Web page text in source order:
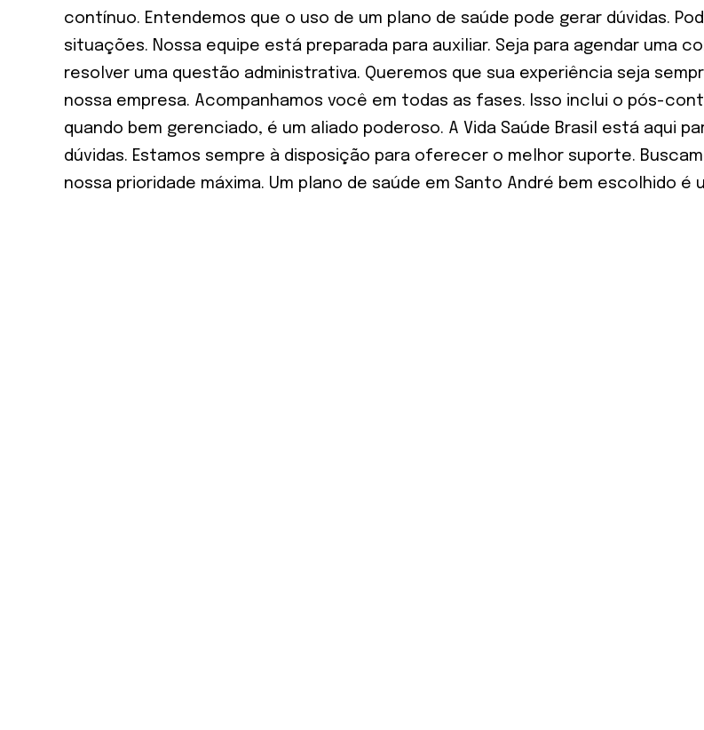
contínuo. Entendemos que o uso de um plano de saúde pode gerar dúvidas.
situações. Nossa equipe está preparada para auxiliar. Seja para agendar uma
resolver uma questão administrativa. Queremos que sua experiência seja
nossa empresa. Acompanhamos você em todas as fases. Isso inclui o pós-
quando bem gerenciado, é um aliado poderoso. A Vida Saúde Brasil está aqui
dúvidas. Estamos sempre à disposição para oferecer o melhor suporte.
nossa prioridade máxima. Um plano de saúde em Santo André bem escolhido é